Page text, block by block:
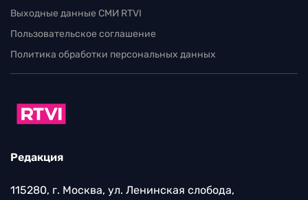
Выходные данные СМИ RTVI
Пользовательское соглашение
Политика обработки персональных данных
Редакция
115280, г. Москва, ул. Ленинская слобода,